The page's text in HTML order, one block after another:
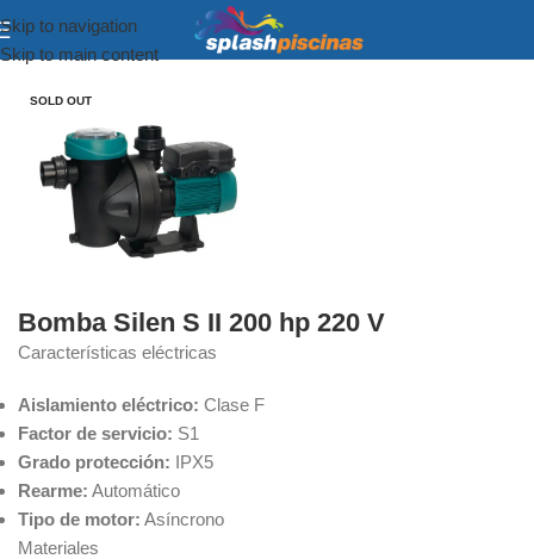
Skip to navigation
Skip to main content
Inicio Equipamiento y Accesorios
SOLD OUT
Bomba Silen S II 200 hp 220 V
Características eléctricas
Aislamiento eléctrico: Clase F
Factor de servicio: S1
Grado protección: IPX5
Rearme: Automático
Tipo de motor: Asíncrono
Materiales